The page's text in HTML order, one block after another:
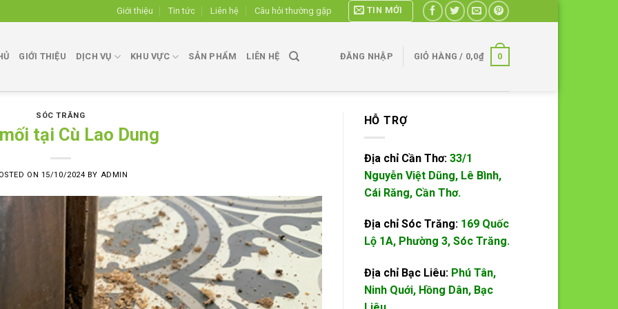
Giới thiệu Tin tức Liên hệ Câu hỏi thường gặp TIN MỚI
GIỚI THIỆU DỊCH VỤ KHU VỰC SẢN PHẨM LIÊN HỆ ĐĂNG NHẬP GIỎ HÀNG / 0,0₫ 0
SÓC TRĂNG
tại Cù Lao Dung
ON 15/10/2024 BY ADMIN
HỖ TRỢ
Địa chỉ Cần Thơ: 33/1
Nguyễn Việt Dũng, Lê Bình,
Cái Răng, Cần Thơ.
Địa chỉ Sóc Trăng: 169 Quốc
Lộ 1A, Phường 3, Sóc Trăng.
Địa chỉ Bạc Liêu: Phú Tân,
Ninh Quới, Hồng Dân, Bạc